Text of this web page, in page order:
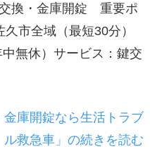
換・金庫開錠 重要ポ
市全域（最短30分）
無休）サービス：鍵交
金庫開錠なら生活トラブ
ル救急車」の続きを読む